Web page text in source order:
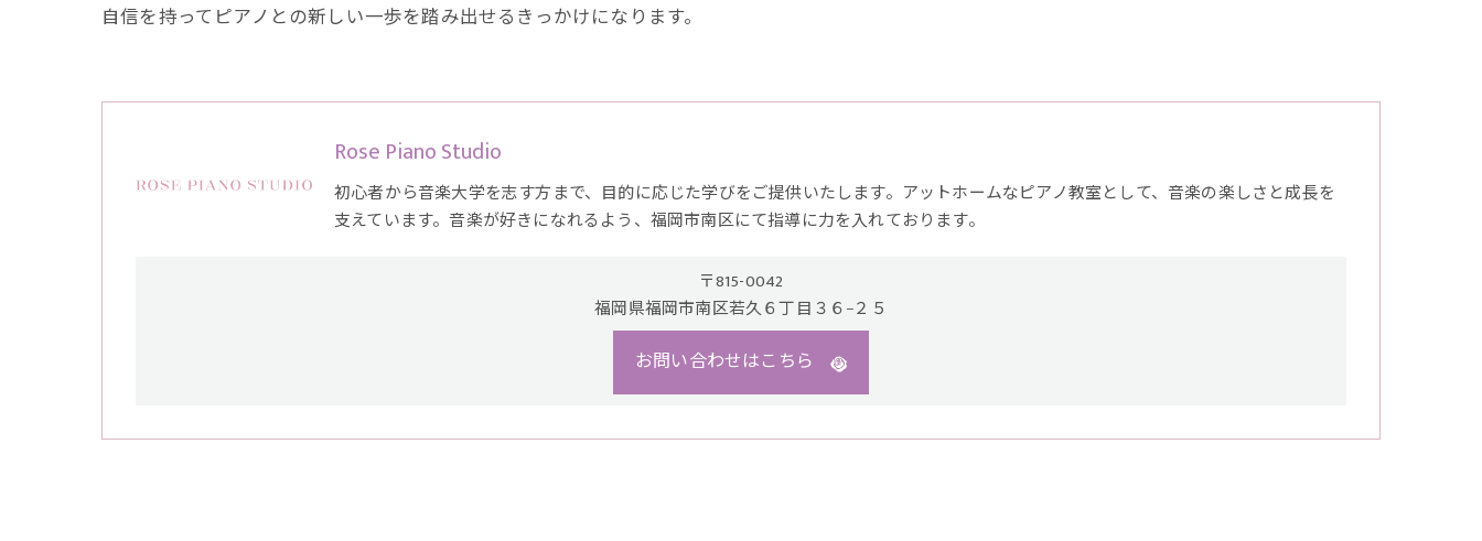
自信を持ってピアノとの新しい一歩を踏み出せるきっかけになります。
Rose Piano Studio
初心者から音楽大学を志す方まで、目的に応じた学びをご提供いたします。アットホームなピアノ教室として、音楽の楽しさと成長を
支えています。音楽が好きになれるよう、福岡市南区にて指導に力を入れております。
〒815-0042
福岡県福岡市南区若久６丁目３６−２５
お問い合わせはこちら